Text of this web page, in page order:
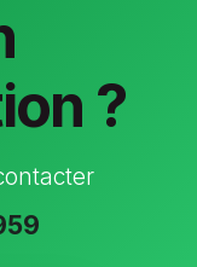
?